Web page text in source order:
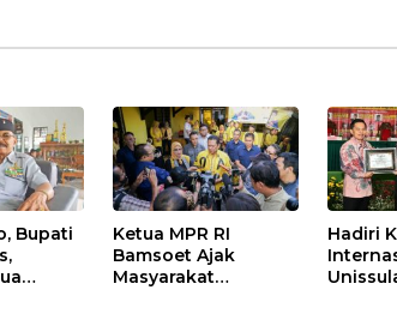
Bupati
Ketua MPR RI
Bamsoet Ajak
Masyarakat
Hadiri